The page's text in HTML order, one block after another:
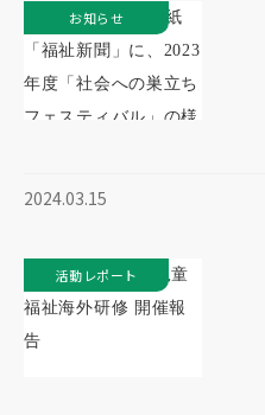
2024.03.15
お知らせ
活動レポート